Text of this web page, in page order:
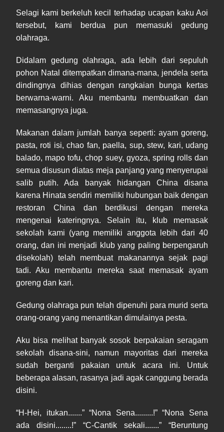
Selagi kami berkeluh kecil terhadap ucapan kaku Aoi
tersebut, kami berdua pun memasuki gedung
olahraga.
Didalam gedung olahraga, ada lebih dari sepuluh
pohon Natal ditempatkan dimana-mana, jendela serta
dindingnya dihias dengan rangkaian bunga kertas
berwarna-warni. Aku membantu membuatkan dan
memasangnya juga.
Makanan dalam jumlah banya seperti: ayam goreng,
pasta, roti isi, chao fan, paella, sup, stew, kari, udang
balado, mapo tofu, chop suey, gyoza, spring rolls dan
semua disusun diatas meja panjang yang menyerupai
salib putih. Ada banyak hidangan China disana
karena Hinata sendiri memiliki hubungan baik dengan
restoran China dan berdikusi dengan mereka
mengenai kateringnya. Selain itu, klub memasak
sekolah kami (yang memiliki anggota lebih dari 40
orang, dan ini menjadi klub yang paling berpengaruh
disekolah) telah membuat makanannya sejak pagi
tadi. Aku membantu mereka saat memasak ayam
goreng dan kari.
Gedung olahraga pun telah dipenuhi para murid serta
orang-orang yang menantikan dimulainya pesta.
Aku bisa melihat banyak sosok berpakaian seragam
sekolah disana-sini, namun mayoritas dari mereka
sudah berganti pakaian untuk acara ini. Untuk
beberapa alasan, rasanya jadi agak canggung berada
disini.
“H-Hei, itukan.......” “Nona Sena.........!” “Nona Sena
ada disini........!” “C-Cantik sekali.......” “Beruntung